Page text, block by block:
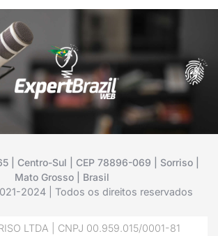
| Centro-Sul | CEP 78896-069 | Sorriso |
Mato Grosso | Brasil
2024 | Todos os direitos reservados
LTDA | CNPJ 00.959.015/0001-81